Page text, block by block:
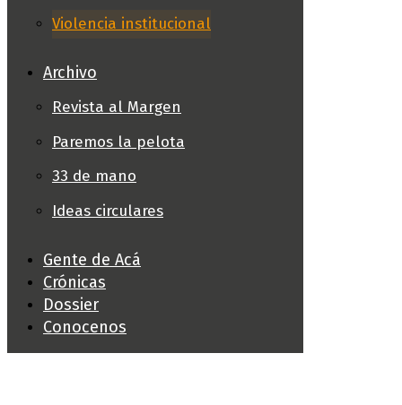
Violencia institucional
Archivo
Revista al Margen
Paremos la pelota
33 de mano
Ideas circulares
Gente de Acá
Crónicas
Dossier
Conocenos